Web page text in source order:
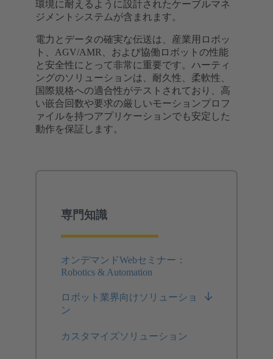
環境に耐えるように設計されたケーブルマネ
ジメントシステムが含まれます。
電力とデータの確実な伝送は、産業用ロボッ
ト、AGV/AMR、および協働ロボットの性能
と安全性にとって非常に重要です。ハーティ
ングのソリューションは、耐久性、柔軟性、
国際規格への適合性がテストされており、高
い嵌合回数や要求の厳しいモーションプロフ
ァイルを持つアプリケーションでも安定した
動作を保証します。
専門知識
オンデマンドWebセミナー：
Robotics & Automation
ロボット業界向けソリューショ
ン
カスタマイズソリューション